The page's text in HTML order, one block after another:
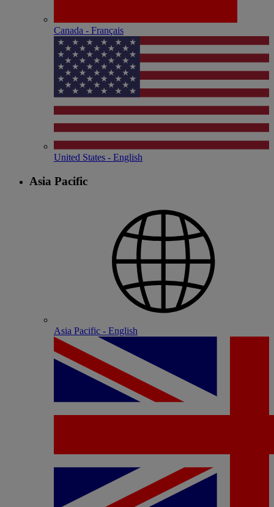
Canada - Français
United States - English
Asia Pacific
Asia Pacific - English